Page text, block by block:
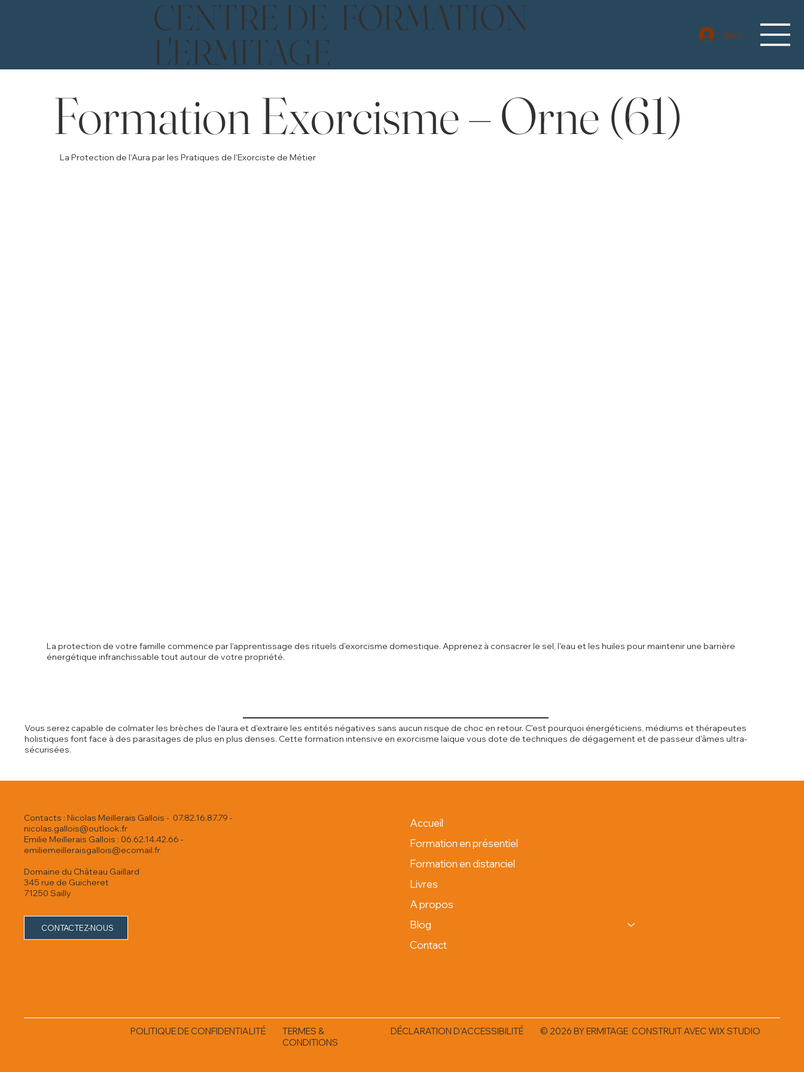
CENTRE DE FORMATION
L'ERMITAGE Se connecter
Formation Exorcisme – Orne (61)
La Protection de l'Aura par les Pratiques de l'Exorciste de Métier
La protection de votre famille commence par l'apprentissage des rituels d'exorcisme domestique. Apprenez à consacrer le sel, l'eau et les huiles pour maintenir une barrière
énergétique infranchissable tout autour de votre propriété.
Vous serez capable de colmater les brèches de l'aura et d'extraire les entités négatives sans aucun risque de choc en retour. C'est pourquoi énergéticiens, médiums et thérapeutes
holistiques font face à des parasitages de plus en plus denses. Cette formation intensive en exorcisme laïque vous dote de techniques de dégagement et de passeur d'âmes ultra-
sécurisées.
Contacts : Nicolas Meillerais Gallois - 07.82.16.87.79 -
nicolas.gallois@outlook.fr
Emilie Meillerais Gallois : 06.62.14.42.66 -
emiliemeilleraisgallois@ecomail.fr
Domaine du Château Gaillard
345 rue de Guicheret
71250 Sailly
CONTACTEZ-NOUS
POLITIQUE DE CONFIDENTIALITÉ
TERMES &
CONDITIONS
DÉCLARATION D'ACCESSIBILITÉ © 2026 BY ERMITAGE CONSTRUIT AVEC WIX STUDIO
Accueil
Formation en présentiel
Formation en distanciel
Livres
A propos
Blog
Contact